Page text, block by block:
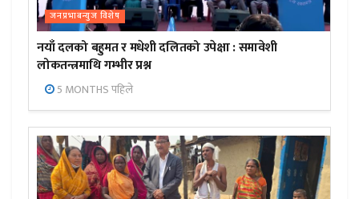
जनप्रभाबन्युज विशेष
नयाँ दलको बहुमत र मधेशी दलितको उपेक्षा : समावेशी
लोकतन्त्रमाथि गम्भीर प्रश्न
5 MONTHS पहिले